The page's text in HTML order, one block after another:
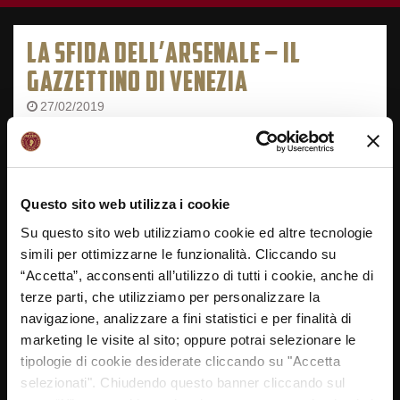
Questo sito web utilizza i cookie
Su questo sito web utilizziamo cookie ed altre tecnologie
simili per ottimizzarne le funzionalità. Cliccando su
“Accetta”, acconsenti all’utilizzo di tutti i cookie, anche di
terze parti, che utilizziamo per personalizzare la
navigazione, analizzare a fini statistici e per finalità di
marketing le visite al sito; oppure potrai selezionare le
tipologie di cookie desiderate cliccando su "Accetta
selezionati". Chiudendo questo banner cliccando sul
LA SFIDA DELL’ARSENALE – IL
GAZZETTINO DI VENEZIA
27/02/2019